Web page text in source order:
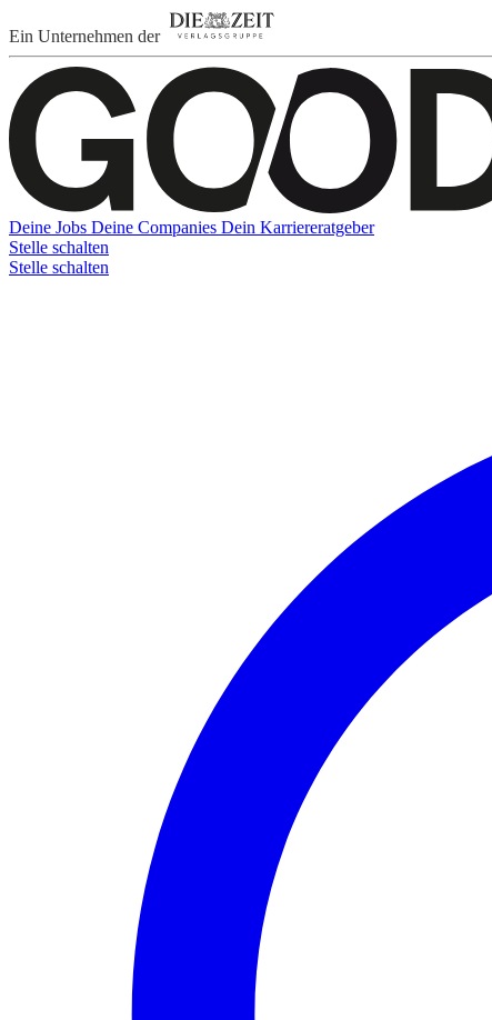
Ein Unternehmen der
Deine Jobs Deine Companies Dein Karriereratgeber
Stelle schalten
Stelle schalten